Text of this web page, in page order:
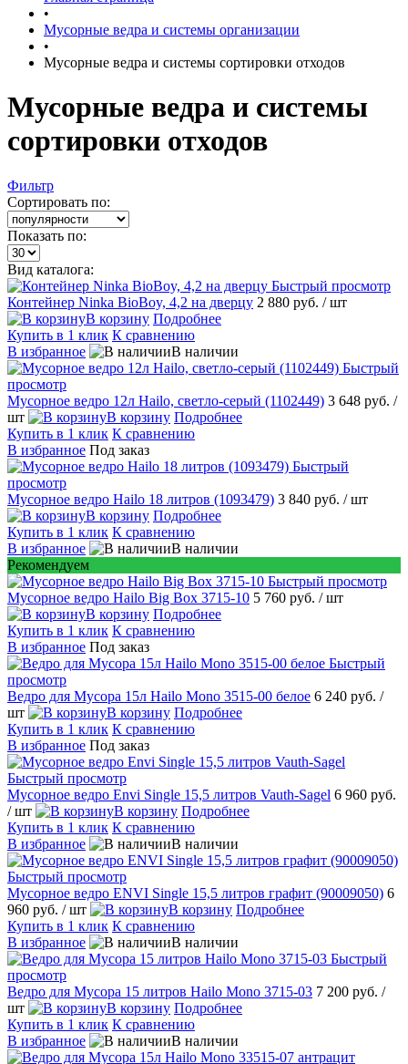
•
Мусорные ведра и системы организации
•
Мусорные ведра и системы сортировки отходов
Мусорные ведра и системы
сортировки отходов
Фильтр
Сортировать по:
Показать по:
Вид каталога:
Быстрый просмотр
Контейнер Ninka BioBoy, 4,2 на дверцу 2 880 руб. / шт
В корзину Подробнее
Купить в 1 клик К сравнению
В избранное
В наличии
Быстрый
просмотр
Мусорное ведро 12л Hailo, светло-серый (1102449) 3 648 руб. /
шт
В корзину Подробнее
Купить в 1 клик К сравнению
В избранное Под заказ
Быстрый
просмотр
Мусорное ведро Hailo 18 литров (1093479) 3 840 руб. / шт
В корзину Подробнее
Купить в 1 клик К сравнению
В избранное
В наличии
Рекомендуем
Быстрый просмотр
Мусорное ведро Hailo Big Box 3715-10 5 760 руб. / шт
В корзину Подробнее
Купить в 1 клик К сравнению
В избранное Под заказ
Быстрый
просмотр
Ведро для Мусора 15л Hailo Mono 3515-00 белое 6 240 руб. /
шт
В корзину Подробнее
Купить в 1 клик К сравнению
В избранное Под заказ
Быстрый просмотр
Мусорное ведро Envi Single 15,5 литров Vauth-Sagel 6 960 руб.
/ шт
В корзину Подробнее
Купить в 1 клик К сравнению
В избранное
В наличии
Быстрый просмотр
Мусорное ведро ENVI Single 15,5 литров графит (90009050) 6
960 руб. / шт В корзину Подробнее
Купить в 1 клик К сравнению
В избранное
В наличии
Быстрый
просмотр
Ведро для Мусора 15 литров Hailo Mono 3715-03 7 200 руб. /
шт
В корзину Подробнее
Купить в 1 клик К сравнению
В избранное
В наличии